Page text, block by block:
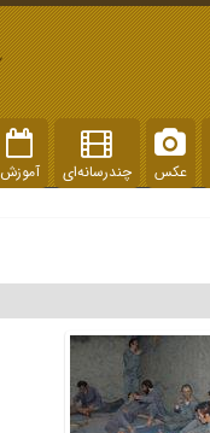
عکس چندرسانه‌ای آموزش